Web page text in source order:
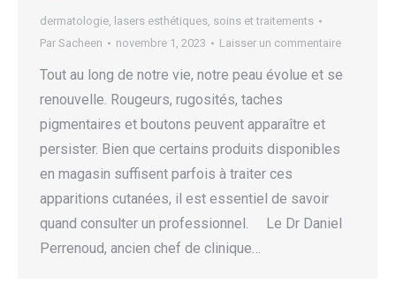
dermatologie, lasers esthétiques, soins et traitements
Par Sacheen novembre 1, 2023 Laisser un commentaire
Tout au long de notre vie, notre peau évolue et se
renouvelle. Rougeurs, rugosités, taches
pigmentaires et boutons peuvent apparaître et
persister. Bien que certains produits disponibles
en magasin suffisent parfois à traiter ces
apparitions cutanées, il est essentiel de savoir
quand consulter un professionnel. Le Dr Daniel
Perrenoud, ancien chef de clinique…